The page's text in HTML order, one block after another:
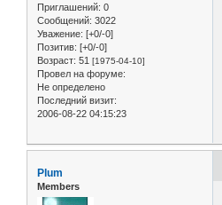
Приглашений: 0
Сообщений: 3022
Уважение: [+0/-0]
Позитив: [+0/-0]
Возраст: 51 [1975-04-10]
Провел на форуме:
Не определено
Последний визит:
2006-08-22 04:15:23
Plum
Members